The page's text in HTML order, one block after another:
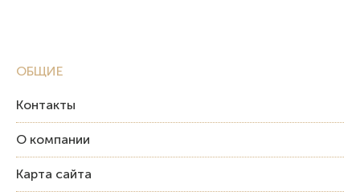
ОБЩИЕ
Контакты
О компании
Карта сайта